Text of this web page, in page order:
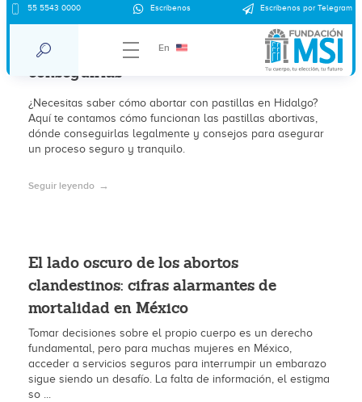
55 5543 0000 Escríbenos Escríbenos por Telegram
En
Pastillas abortivas en Hidalgo: Cómo
abortar con pastillas en Hidalgo y dónde
conseguirlas
¿Necesitas saber cómo abortar con pastillas en Hidalgo?
Aquí te contamos cómo funcionan las pastillas abortivas,
dónde conseguirlas legalmente y consejos para asegurar
un proceso seguro y tranquilo.
Seguir leyendo
El lado oscuro de los abortos
clandestinos: cifras alarmantes de
mortalidad en México
Tomar decisiones sobre el propio cuerpo es un derecho
fundamental, pero para muchas mujeres en México,
acceder a servicios seguros para interrumpir un embarazo
sigue siendo un desafío. La falta de información, el estigma
so ...